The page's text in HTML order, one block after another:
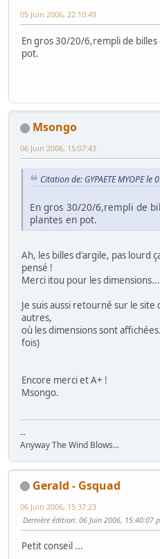
05 Juin 2006, 22:10:49
En gros 30/20/6,rempli de
pot.
Msongo
06 Juin 2006, 15:07:43
Citation de: GYPAETE MYOPE
En gros 30/20/6,rempli de
plantes en pot.
Ah, les billes d'argile, pas lourd
pensé !
Merci itou pour les dimensions...
Je suis aussi retourné sur le site
autres,
où les dimensions sont
fois)
Encore merci et A+ !
Msongo.
--
Anyway The Wind Blows...
Gerald - Gsquad
06 Juin 2006, 15:37:23
Dernière édition: 06 Juin 2006, 15:40:07
Petit conseil ...